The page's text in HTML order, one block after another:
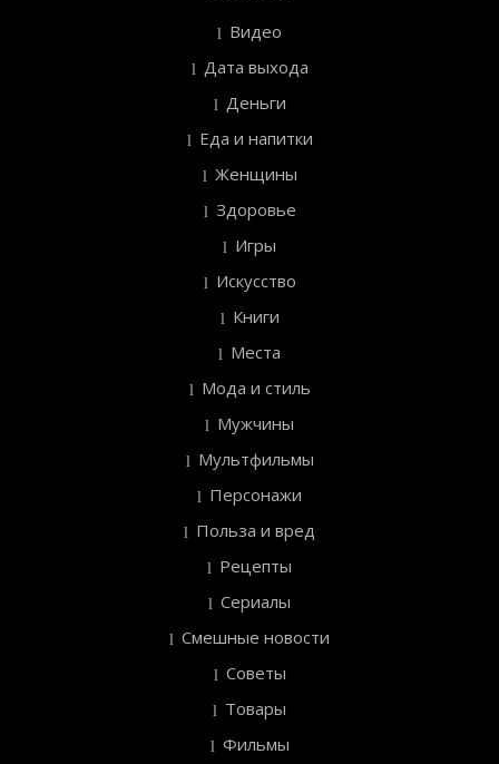
Видео
Дата выхода
Деньги
Еда и напитки
Женщины
Здоровье
Игры
Искусство
Книги
Места
Мода и стиль
Мужчины
Мультфильмы
Персонажи
Польза и вред
Рецепты
Сериалы
Смешные новости
Советы
Товары
Фильмы